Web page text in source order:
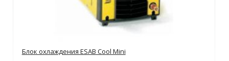
Блок охлаждения ESAB Cool Mini